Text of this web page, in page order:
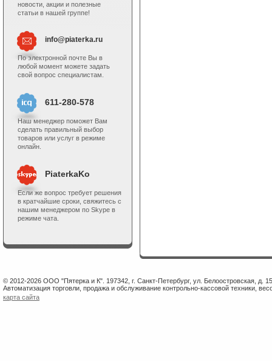
новости, акции и полезные
статьи в нашей группе!
info@piaterka.ru
По электронной почте Вы в
любой момент можете задать
свой вопрос специалистам.
611-280-578
Наш менеджер поможет Вам
сделать правильный выбор
товаров или услуг в режиме
онлайн.
PiaterkaKo
Если же вопрос требует решения
в кратчайшие сроки, свяжитесь с
нашим менеджером по Skype в
режиме чата.
© 2012-2026 ООО "Пятерка и К". 197342, г. Санкт-Петербург, ул. Белоостровская, д. 15
Автоматизация торговли, продажа и обслуживание контрольно-кассовой техники,
карта сайта